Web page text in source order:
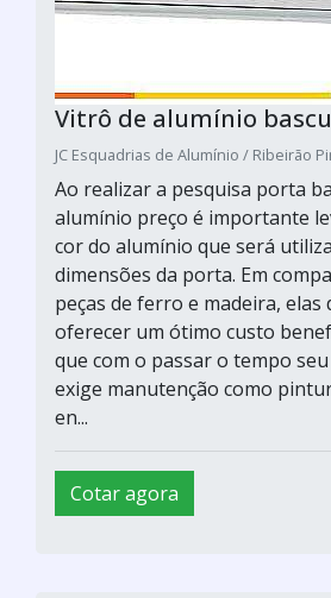
Vitrô de alumínio
JC Esquadrias de Alumínio / Ribeirão
Ao realizar a pesquisa porta
alumínio preço é importante
cor do alumínio que será
dimensões da porta. Em
peças de ferro e madeira, elas
oferecer um ótimo custo
que com o passar o tempo
exige manutenção como
en...
Cotar agora